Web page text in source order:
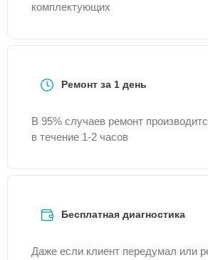
комплектующих
Ремонт за 1 день
В 95% случаев ремонт
в течение 1-2 часов
Бесплатная диагностика
Даже если клиент передумал или